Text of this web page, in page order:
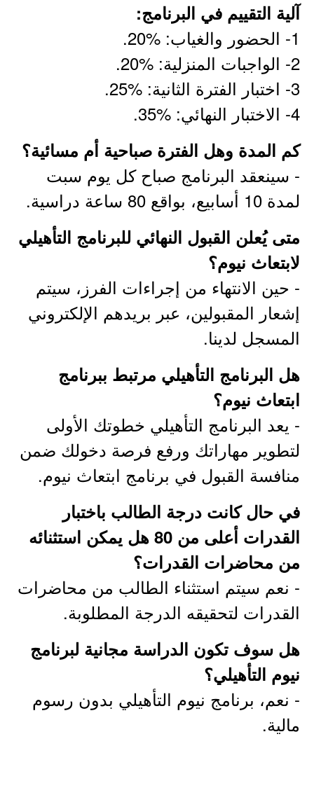
آلية التقييم في البرنامج:
1- الحضور والغياب: %20.
2- الواجبات المنزلية: %20.
3- اختبار الفترة الثانية: %25.
4- الاختبار النهائي: %35.
كم المدة وهل الفترة صباحية أم مسائية؟
- سينعقد البرنامج صباح كل يوم سبت
لمدة 10 أسابيع، بواقع 80 ساعة دراسية.
متى يُعلن القبول النهائي للبرنامج التأهيلي
لابتعاث نيوم؟
- حين الانتهاء من إجراءات الفرز، سيتم
إشعار المقبولين، عبر بريدهم الإلكتروني
المسجل لدينا.
هل البرنامج التأهيلي مرتبط ببرنامج
ابتعاث نيوم؟
- يعد البرنامج التأهيلي خطوتك الأولى
لتطوير مهاراتك ورفع فرصة دخولك ضمن
منافسة القبول في برنامج ابتعاث نيوم.
في حال كانت درجة الطالب باختبار
القدرات أعلى من 80 هل يمكن استثنائه
من محاضرات القدرات؟
- نعم سيتم استثناء الطالب من محاضرات
القدرات لتحقيقه الدرجة المطلوبة.
هل سوف تكون الدراسة مجانية لبرنامج
نيوم التأهيلي؟
- نعم، برنامج نيوم التأهيلي بدون رسوم
مالية.